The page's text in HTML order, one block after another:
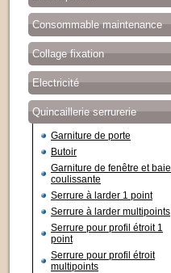
Consommable maintenance
Collage fixation
Electricité
Quincaillerie serrurerie
Garniture de porte
Butoir
Garniture de fenêtre et baie
coulissante
Serrure à larder 1 point
Serrure à larder multipoints
Serrure pour profil étroit 1
point
Serrure pour profil étroit
multipoints